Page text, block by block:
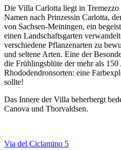
Die Villa Carlotta liegt in Tremezzo
Namen nach Prinzessin Carlotta,
von Sachsen-Meiningen, ein
einen Landschaftsgarten
verschiedene Pflanzenarten zu
und seltene Arten. Eine der
die Frühlingsblüte der mehr als 150
Rhododendronsorten: eine
sollte!
Das Innere der Villa beherbergt
Canova und Thorvaldsen.
Via del Ciclamino 5